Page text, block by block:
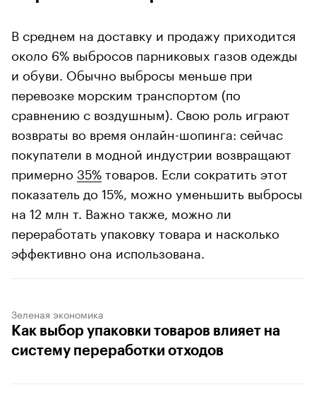
В среднем на доставку и продажу приходится
около 6% выбросов парниковых газов одежды
и обуви. Обычно выбросы меньше при
перевозке морским транспортом (по
сравнению с воздушным). Свою роль играют
возвраты во время онлайн-шопинга: сейчас
покупатели в модной индустрии возвращают
примерно35%товаров. Если сократить этот
показатель до 15%, можно уменьшить выбросы
на 12 млн т. Важно также, можно ли
переработать упаковку товара и насколько
эффективно она использована.
Зеленая экономика
Как выбор упаковки товаров влияет на
систему переработки отходов